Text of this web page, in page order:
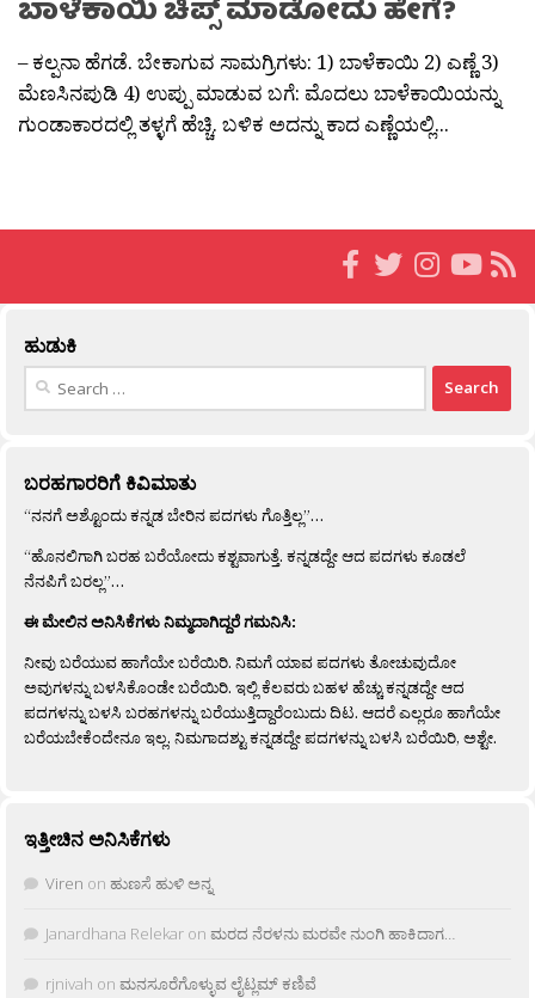
ಬಾಳೆಕಾಯಿ ಚಿಪ್ಸ್ ಮಾಡೋದು ಹೇಗೆ?
– ಕಲ್ಪನಾ ಹೆಗಡೆ. ಬೇಕಾಗುವ ಸಾಮಗ್ರಿಗಳು: 1) ಬಾಳೆಕಾಯಿ 2) ಎಣ್ಣೆ 3)
ಮೆಣಸಿನಪುಡಿ 4) ಉಪ್ಪು ಮಾಡುವ ಬಗೆ: ಮೊದಲು ಬಾಳೆಕಾಯಿಯನ್ನು
ಗುಂಡಾಕಾರದಲ್ಲಿ ತಳ್ಳಗೆ ಹೆಚ್ಚಿ. ಬಳಿಕ ಅದನ್ನು ಕಾದ ಎಣ್ಣೆಯಲ್ಲಿ...
ಹುಡುಕಿ
Search
ಬರಹಗಾರರಿಗೆ ಕಿವಿಮಾತು
“ನನಗೆ ಅಶ್ಟೊಂದು ಕನ್ನಡ ಬೇರಿನ ಪದಗಳು ಗೊತ್ತಿಲ್ಲ”…
“ಹೊನಲಿಗಾಗಿ ಬರಹ ಬರೆಯೋದು ಕಶ್ಟವಾಗುತ್ತೆ. ಕನ್ನಡದ್ದೇ ಆದ ಪದಗಳು ಕೂಡಲೆ
ನೆನಪಿಗೆ ಬರಲ್ಲ”…
ಈ ಮೇಲಿನ ಅನಿಸಿಕೆಗಳು ನಿಮ್ಮದಾಗಿದ್ದರೆ ಗಮನಿಸಿ:
ನೀವು ಬರೆಯುವ ಹಾಗೆಯೇ ಬರೆಯಿರಿ. ನಿಮಗೆ ಯಾವ ಪದಗಳು ತೋಚುವುದೋ
ಅವುಗಳನ್ನು ಬಳಸಿಕೊಂಡೇ ಬರೆಯಿರಿ. ಇಲ್ಲಿ ಕೆಲವರು ಬಹಳ ಹೆಚ್ಚು ಕನ್ನಡದ್ದೇ ಆದ
ಪದಗಳನ್ನು ಬಳಸಿ ಬರಹಗಳನ್ನು ಬರೆಯುತ್ತಿದ್ದಾರೆಂಬುದು ದಿಟ. ಆದರೆ ಎಲ್ಲರೂ ಹಾಗೆಯೇ
ಬರೆಯಬೇಕೆಂದೇನೂ ಇಲ್ಲ. ನಿಮಗಾದಶ್ಟು ಕನ್ನಡದ್ದೇ ಪದಗಳನ್ನು ಬಳಸಿ ಬರೆಯಿರಿ, ಅಶ್ಟೇ.
ಇತ್ತೀಚಿನ ಅನಿಸಿಕೆಗಳು
Viren on ಹುಣಸೆ ಹುಳಿ ಅನ್ನ
Janardhana Relekar on ಮರದ ನೆರಳನು ಮರವೇ ನುಂಗಿ ಹಾಕಿದಾಗ…
rjnivah on ಮನಸೂರೆಗೊಳ್ಳುವ ಲೈಟ್ಲಮ್ ಕಣಿವೆ